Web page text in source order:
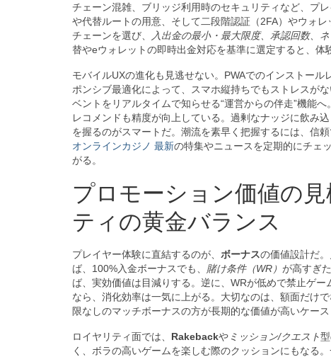
チェーン混雑、ブリッジ利用時のセキュリティなど、プ
や代替ルートの用意、そして二段階認証（2FA）やウォ
チェーンを選び、
入出金の最小・最大限度、承認回数、
替やeウォレットの即時出金対応を基準に選定すると、体
モバイルUXの進化も見逃せない。PWAでのインストール
ポンシブ最適化によって、スマホ縦持ちでもストレスが
ベントをリアルタイムで知らせる“運営からの伴走”機能
レコメンドも精度が向上している。過剰なナッジに飲み込
を握るのがスマートだ。潮流を素早く把握するには、信
オンラインカジノ 最新の特集やニュースを定期的にチェ
がる。
プロモーション価値の
ティの黄金バランス
プレイヤー体験に直結するのが、 ボーナスの価値設計だ
ば、100%入金ボーナスでも、 賭け条件（WR） が高すぎ
ば、実効価値は目減りする。逆に、WRが低めで禁止ゲ
なら、消化効率は一気に上がる。大切なのは、額面だけ
限なしのマッチボーナスの方が長期的な価値が高いケース
ロイヤリティ面では、 Rakebackや ミッション/クエスト
く、ボラの高いゲームを楽しむ際のクッションにもなる